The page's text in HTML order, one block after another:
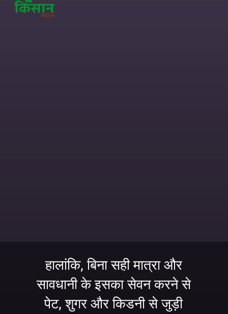
हालांकि, बिना सही मात्रा और
सावधानी के इसका सेवन करने से
पेट, शुगर और किडनी से जुड़ी